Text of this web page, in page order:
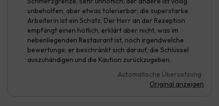
unbeholfen, aber etwas tolerierbar; die superstarke
Arbeiterin ist ein Schatz. Der Herr an der Rezeption
empfängt einen höflich, erklärt aber nicht, was im
nebenliegenden Restaurant ist, noch irgendwelche
bewertunge; er beschränkt sich darauf, die Schlüssel
auszuhändigen und die Kaution zurückzugeben.
Automatische Übersetzung
Original anzeigen